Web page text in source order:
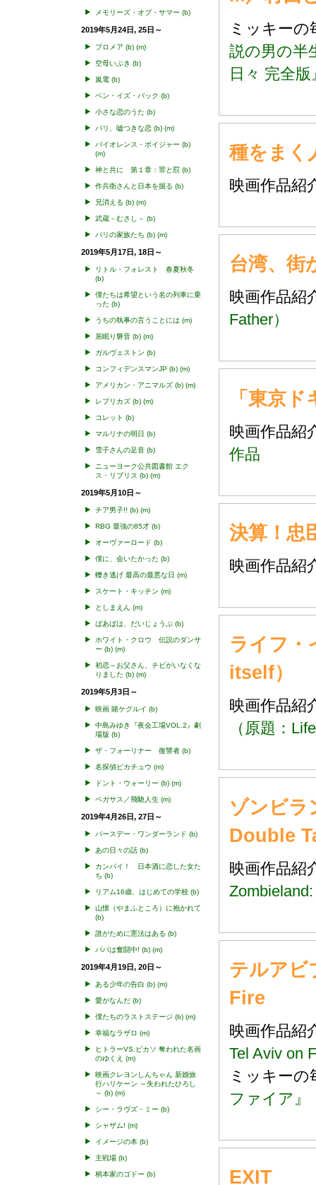
メモリーズ・オブ・サマー (b)
2019年5月24日, 25日～
プロメア (b) (m)
空母いぶき (b)
嵐電 (b)
ベン・イズ・バック (b)
小さな恋のうた (b)
パリ、嘘つきな恋 (b) (m)
バイオレンス・ボイジャー (b)
(m)
神と共に 第１章：罪と罰 (b)
作兵衛さんと日本を掘る (b)
兄消える (b) (m)
武蔵－むさし－ (b)
パリの家族たち (b) (m)
2019年5月17日, 18日～
リトル・フォレスト 春夏秋冬
(b)
僕たちは希望という名の列車に乗
った (b)
うちの執事の言うことには (m)
居眠り磐音 (b) (m)
ガルヴェストン (b)
コンフィデンスマンJP (b) (m)
アメリカン・アニマルズ (b) (m)
レプリカズ (b) (m)
コレット (b)
マルリナの明日 (b)
雪子さんの足音 (b)
ニューヨーク公共図書館 エク
ス・リブリス (b) (m)
2019年5月10日～
チア男子!! (b) (m)
RBG 最強の85才 (b)
オーヴァーロード (b)
僕に、会いたかった (b)
轢き逃げ 最高の最悪な日 (m)
スケート・キッチン (m)
としまえん (m)
ばあばは、だいじょうぶ (b)
ホワイト・クロウ 伝説のダンサ
ー (b) (m)
初恋～お父さん、チビがいなくな
りました (b) (m)
2019年5月3日～
映画 賭ケグルイ (b)
中島みゆき『夜会工場VOL.2』劇
場版 (b)
ザ・フォーリナー 復讐者 (b)
名探偵ピカチュウ (m)
ドント・ウォーリー (b) (m)
ペガサス／飛馳人生 (m)
2019年4月26日, 27日～
バースデー・ワンダーランド (b)
あの日々の話 (b)
カンパイ！ 日本酒に恋した女た
ち (b)
リアム16歳、はじめての学校 (b)
山懐（やまふところ）に抱かれて
(b)
誰がために憲法はある (b)
パパは奮闘中! (b) (m)
2019年4月19日, 20日～
ある少年の告白 (b) (m)
愛がなんだ (b)
僕たちのラストステージ (b) (m)
幸福なラザロ (m)
ヒトラーVS.ピカソ 奪われた名画
のゆくえ (m)
映画クレヨンしんちゃん 新婚旅
行ハリケーン ～失われたひろし
～ (b) (m)
シー・ラヴズ・ミー (b)
シャザム! (m)
イメージの本 (b)
主戦場 (b)
柄本家のゴドー (b)
ミッキー
説の男の半
日々 完全版
種をまく
映画作品
台湾、街
映画作品
Father）
「東京
映画作品
作品
決算！忠
映画作品
ライフ・
itself）
映画作品
（原題：
ゾンビ
Double
映画作品
テルア
Fire
映画作品
Tel Aviv on
ミッキー
ファイア』
EXIT